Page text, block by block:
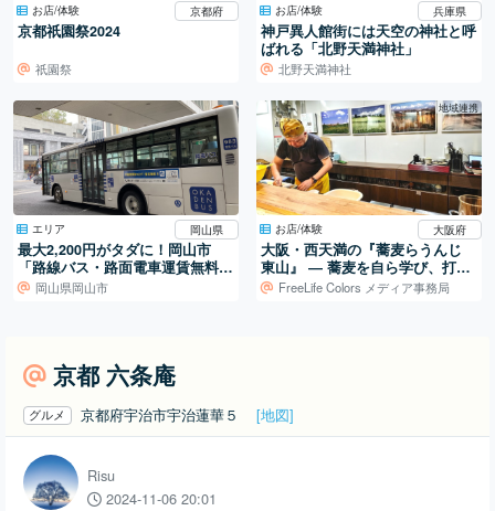
お店/体験 京都府
京都祇園祭2024
祇園祭
お店/体験 兵庫県
神戸異人館街には天空の神社と呼
ばれる「北野天満神社」
北野天満神社
エリア 岡山県
最大2,200円がタダに！岡山市
「路線バス・路面電車運賃無料D
AY」に乗ってきた
岡山県岡山市
地域連携
お店/体験 大阪府
大阪・西天満の『蕎麦らうんじ
東山』 ― 蕎麦を自ら学び、打ち
続ける日常
FreeLife Colors メディア事務局
京都 六条庵
グルメ 京都府宇治市宇治蓮華５ [地図]
Risu
2024-11-06 20:01